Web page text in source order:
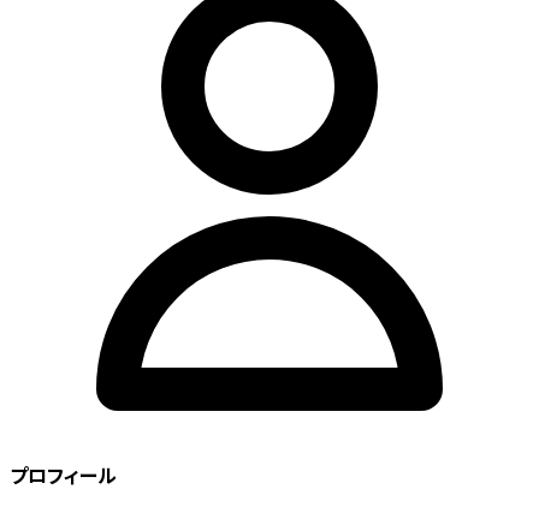
プロフィール